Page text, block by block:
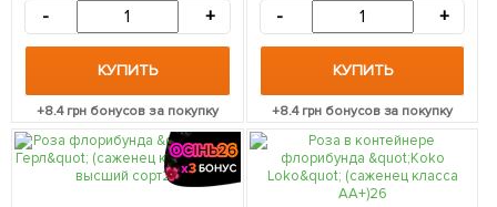
- +
КУПИТЬ
+8.4грн бонусов за покупку
- +
КУПИТЬ
+8.4грн бонусов за покупку